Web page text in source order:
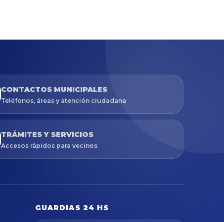
CONTACTOS MUNICIPALES
Teléfonos, áreas y atención ciudadana
TRÁMITES Y SERVICIOS
Accesos rápidos para vecinos
GUARDIAS 24 HS